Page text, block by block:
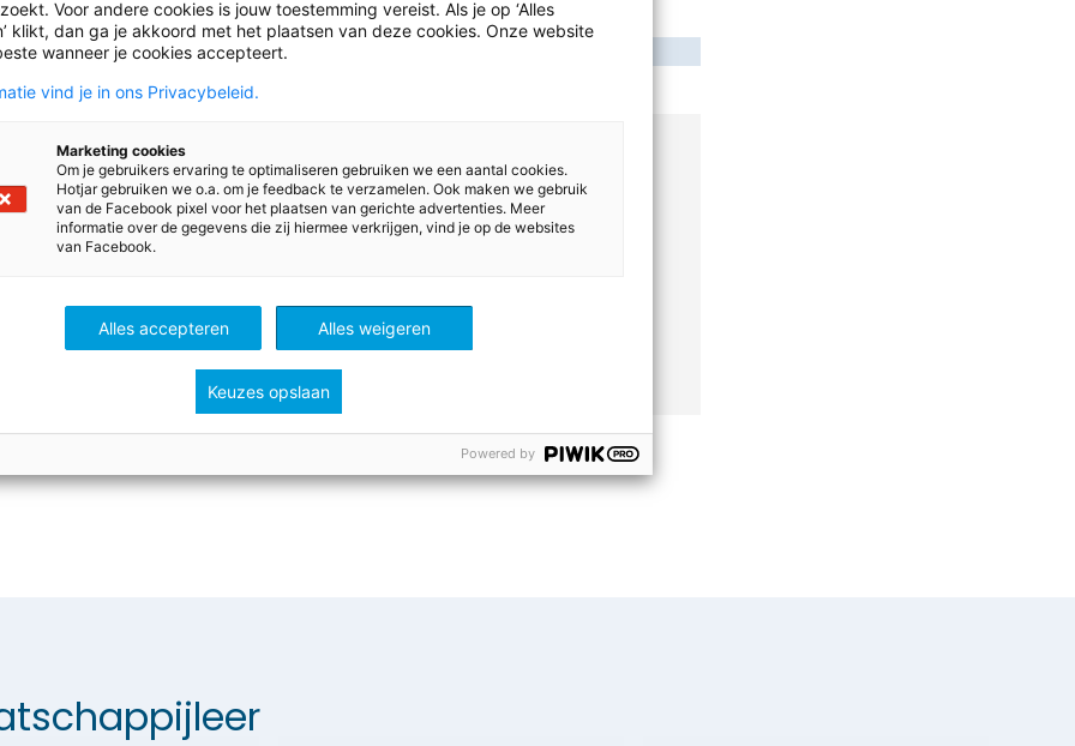
van DilemmaenThema’s Maatschappijleer
bekijken
te kunnen zien, moet je zijn ingelogd. Heb je nog geen
je dan nu aan! Het is GRATIS.
Inloggen
Voor andere cookies is jouw toestemming vereist. Als je op ‘Alles
klikt, dan ga je akkoord met het plaatsen van deze cookies. Onze website
wanneer je cookies accepteert.
vind je in ons Privacybeleid.
Marketing cookies
Om je gebruikers ervaring te optimaliseren gebruiken we een aantal cookies.
Hotjar gebruiken we o.a. om je feedback te verzamelen. Ook maken we gebruik
van de Facebook pixel voor het plaatsen van gerichte advertenties. Meer
informatie over de gegevens die zij hiermee verkrijgen, vind je op de websites
van Facebook.
Alles accepteren Alles weigeren
Keuzes opslaan
Powered by